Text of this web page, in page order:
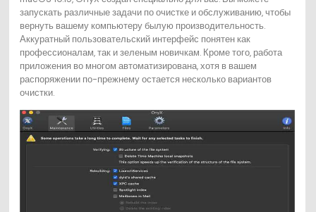
запускать различные задачи по очистке и обслуживанию, чтобы
вернуть вашему компьютеру былую производительность.
Аккуратный пользовательский интерфейс понятен как
профессионалам, так и зеленым новичкам. Кроме того, работа
приложения во многом автоматизирована, хотя в вашем
распоряжении по-прежнему остается несколько вариантов
очистки.